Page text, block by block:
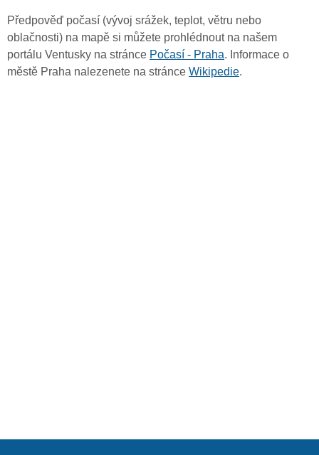
Předpověď počasí (vývoj srážek, teplot, větru nebo
oblačnosti) na mapě si můžete prohlédnout na našem
portálu Ventusky na stránce Počasí - Praha. Informace o
městě Praha nalezenete na stránce Wikipedie.